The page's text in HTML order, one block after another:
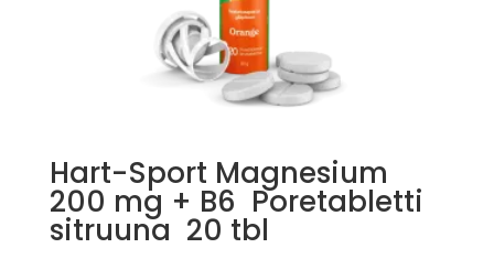
Hart-Sport Magnesium
200 mg + B6 Poretabletti
sitruuna 20 tbl